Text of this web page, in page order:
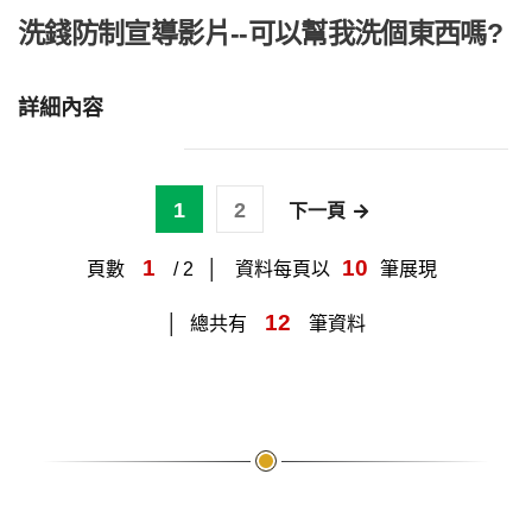
洗錢防制宣導影片--可以幫我洗個東西嗎?
詳細內容
1 2 下一頁
頁數 1 / 2 資料每頁以 10 筆展現
總共有 12 筆資料